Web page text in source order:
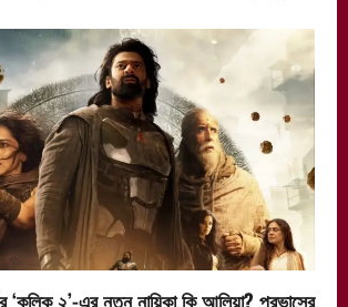
‘কল্কি ২’-এর নতুন নায়িকা কি আলিয়া? প্রভাসের